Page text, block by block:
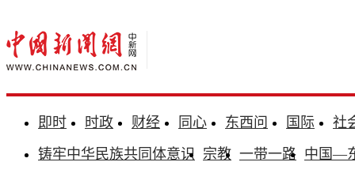
即时 时政 财经 同心 东西问 国际
社
铸牢中华民族共同体意识 宗教 一带一路 中国—